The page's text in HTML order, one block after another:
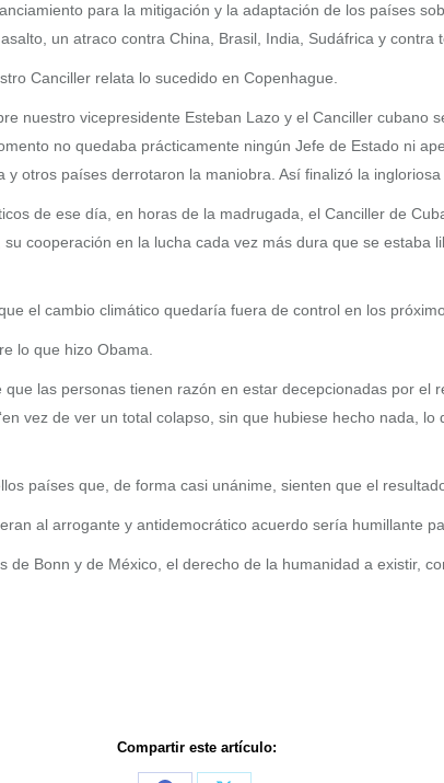
para la mitigación y la adaptación de los países
un atraco contra China, Brasil, India, Sudáfrica y
Canciller relata lo sucedido en Copenhague.
nuestro vicepresidente Esteban Lazo y el Canciller
no quedaba prácticamente ningún Jefe de Estado ni
otros países derrotaron la maniobra. Así finalizó la ingloriosa
de ese día, en horas de la madrugada, el Canciller de
cooperación en la lucha cada vez más dura que se
el cambio climático quedaría fuera de control en los
lo que hizo Obama.
las personas tienen razón en estar decepcionadas por el
vez de ver un total colapso, sin que hubiese hecho nada,
países que, de forma casi unánime, sienten que el
al arrogante y antidemocrático acuerdo sería humillante
Bonn y de México, el derecho de la humanidad a existir,
Compartir este artículo: